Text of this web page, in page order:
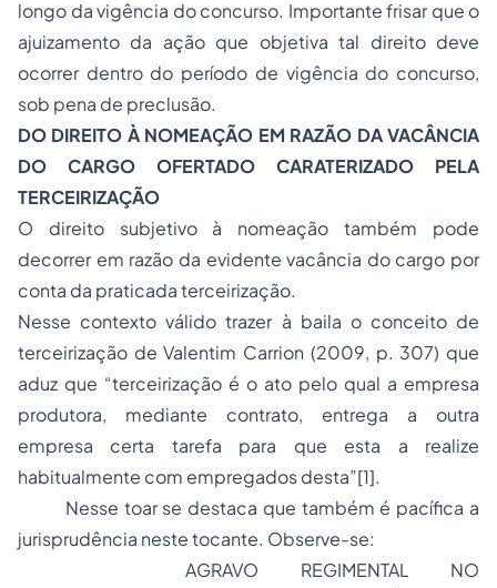
longo da vigência do concurso. Importante frisar que o
ajuizamento da ação que objetiva tal direito deve
ocorrer dentro do período de vigência do concurso,
sob pena de preclusão.
DO DIREITO À NOMEAÇÃO EM RAZÃO DA VACÂNCIA
DO CARGO OFERTADO CARATERIZADO PELA
TERCEIRIZAÇÃO
O direito subjetivo à nomeação também pode
decorrer em razão da evidente vacância do cargo por
conta da praticada terceirização.
Nesse contexto válido trazer à baila o conceito de
terceirização de Valentim Carrion (2009, p. 307) que
aduz que “terceirização é o ato pelo qual a empresa
produtora, mediante contrato, entrega a outra
empresa certa tarefa para que esta a realize
habitualmente com empregados desta”[1].
Nesse toar se destaca que também é pacífica a
jurisprudência neste tocante. Observe-se:
AGRAVO REGIMENTAL NO